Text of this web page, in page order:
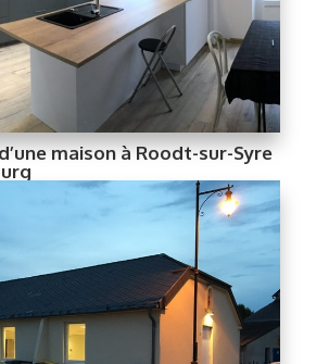
maison à Roodt-sur-Syre